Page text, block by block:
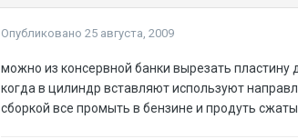
Опубликовано 25 августа, 2009
можно из консервной банки вырезать
когда в цилиндр вставляют используют
сборкой все промыть в бензине и продуть